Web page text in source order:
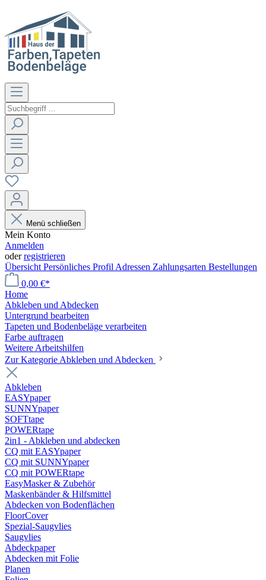
Menü schließen
Mein Konto
Anmelden
oderregistrieren
Übersicht Persönliches Profil Adressen Zahlungsarten Bestellungen
0,00 €*
Home
Abkleben und Abdecken
Untergrund bearbeiten
Tapeten und Bodenbeläge verarbeiten
Farbe auftragen
Weitere Arbeitshilfen
Zur Kategorie Abkleben und Abdecken
Abkleben
EASYpaper
SUNNYpaper
SOFTtape
POWERtape
2in1 - Abkleben und abdecken
CQ mit EASYpaper
CQ mit SUNNYpaper
CQ mit POWERtape
EasyMasker & Zubehör
Maskenbänder & Hilfsmittel
Abdecken von Bodenflächen
FloorCover
Spezial-Saugvlies
Saugvlies
Abdeckpaper
Abdecken mit Folie
Planen